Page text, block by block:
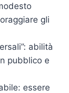
gli
abilità
pubblico e
essere